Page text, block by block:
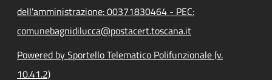
dell'amministrazione: 00371830464 - PEC:
comunebagnidilucca@postacert.toscana.it
Powered by Sportello Telematico Polifunzionale (v.
10.41.2)